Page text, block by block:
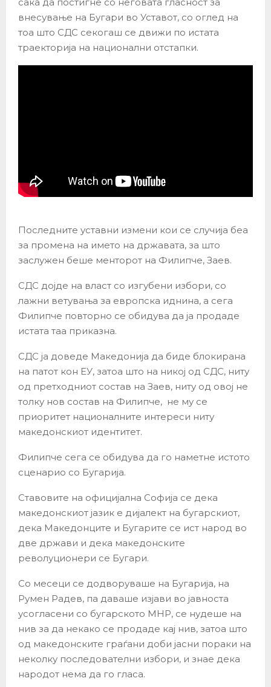
внесување на Бугари во Уставот, со оглед на
тоа што СДС секогаш се движи по истата
траекторија на национални отстапки.
Последните уставни измени кои се случија беа
за промена на името на државата, за што
заслужен беше менторот на Филипче, Заев.
СДС дојде на власт со изгубени избори, со
лажни ветувања за европска иднина, а сега
Филипче повторно се обидува да ја продаде
истата таа приказна.
СДС ја доведе Македонија да биде блокирана
на патот кон ЕУ, затоа што на никој од СДС, ниту
од претходниот состав на Заев, ниту од овој не
толку нов состав на Филипче, не му се
приоритет националните интереси ниту
македонскиот идентитет.
Филипче сега се обидува да го наметне истото
сценарио со Бугарија.
Ставовите на официјална Софија се дека
македонскиот јазик е дијалект на бугарскиот,
дека Македонците и Бугарите се ист народ во
две држави и дека македонските
револуционери се Бугари.
Со месеци се додворуваше на Бугарија, на
Румен Радев, па даваше изјави во јавноста
усогласени со бугарското МНР, се нудеше на
нив за да некако се продаде кај нив, затоа што
од македонските граѓани доби јасни пораки на
неколку последователни избори, и знае дека
народот нема да го гласа.